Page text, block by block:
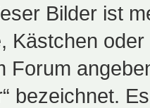
Bilder ist
Kästchen
Forum
bezeichnet.